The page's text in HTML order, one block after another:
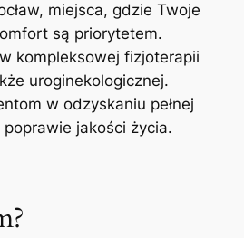
miejsca, gdzie Twoje
są priorytetem.
kompleksowej fizjoterapii
uroginekologicznej.
w odzyskaniu pełnej
jakości życia.